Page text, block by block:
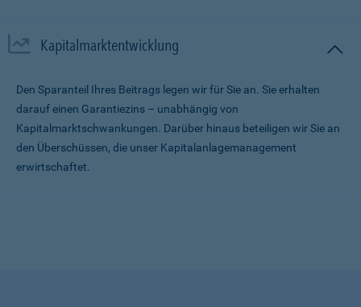
Kapitalmarktentwicklung
Den Sparanteil Ihres Beitrags legen wir für Sie an. Sie erhalten
darauf einen Garantiezins – unabhängig von
Kapitalmarktschwankungen. Darüber hinaus beteiligen wir Sie an
den Überschüssen, die unser Kapitalanlagemanagement
erwirtschaftet.